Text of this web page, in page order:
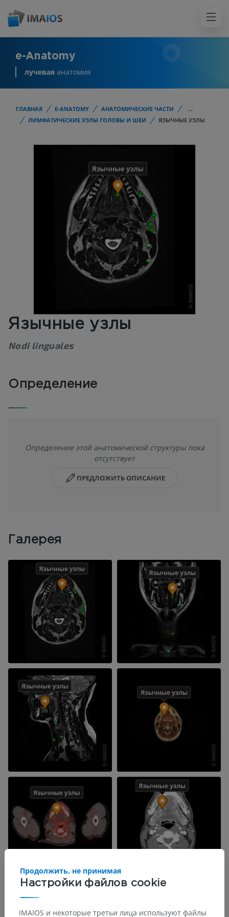
e-Anatomy
лучевая анатомия
ГЛАВНАЯ E-ANATOMY АНАТОМИЧЕСКИЕ ЧАСТИ
...
ЛИМФАТИЧЕСКИЕ УЗЛЫ ГОЛОВЫ И ШЕИ
ЯЗЫЧНЫЕ УЗЛЫ
Язычные узлы
Nodi linguales
Определение
Определение этой анатомической структуры пока
отсутствует
ПРЕДЛОЖИТЬ ОПИСАНИЕ
Галерея
Настройки файлов cookie
Продолжить, не принимая
IMAIOS и некоторые третьи лица используют файлы